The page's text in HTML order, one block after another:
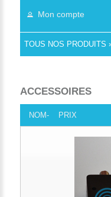
Mon compte
TOUS NOS PRODUITS
ACCESSOIRES
NOM- PRIX